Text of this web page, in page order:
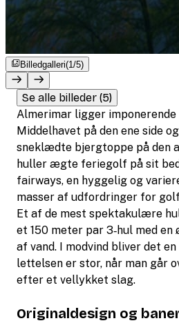
Billedgalleri(1/5)
Se alle billeder (5)
Almerimar ligger
Middelhavet på den ene side
sneklædte bjergtoppe på den
huller ægte feriegolf på sit
fairways, en hyggelig og
masser af udfordringer for
Et af de mest spektakulære
et 150 meter par 3‑hul med en
af vand. I modvind bliver det
lettelsen er stor, når man går
efter et vellykket slag.
Originaldesign og